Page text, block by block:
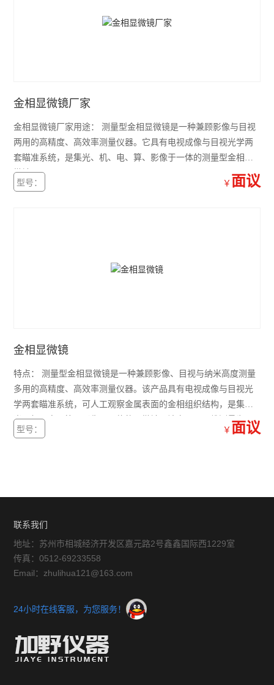
金相显微镜厂家
金相显微镜厂家用途： 测量型金相显微镜是一种兼顾影像与目视
两用的高精度、高效率测量仪器。它具有电视成像与目视光学两
套瞄准系统，是集光、机、电、算、影像于一体的测量型金相显
微镜。
型号： ￥ 面议
金相显微镜
特点： 测量型金相显微镜是一种兼顾影像、目视与纳米高度测量
多用的高精度、高效率测量仪器。该产品具有电视成像与目视光
学两套瞄准系统，可人工观察金属表面的金相组织结构，是集
光、机、电、算、影像于一体的显微镜。该产品以二维测量为
主，也可作三维辅助测量，广泛应用于电子组件、精密模具、塑
型号： ￥ 面议
联系我们
地址：苏州市相城经济开发区嘉元路2号鑫鑫国际西1229室
传真：0512-69233558
Email：zhulihua121@163.com
24小时在线客服，为您服务！